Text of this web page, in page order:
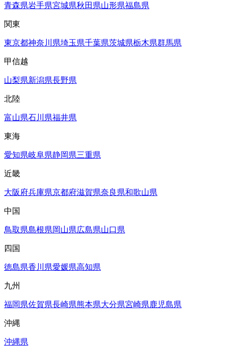
青森県岩手県宮城県秋田県山形県福島県
関東
東京都神奈川県埼玉県千葉県茨城県栃木県群馬県
甲信越
山梨県新潟県長野県
北陸
富山県石川県福井県
東海
愛知県岐阜県静岡県三重県
近畿
大阪府兵庫県京都府滋賀県奈良県和歌山県
中国
鳥取県島根県岡山県広島県山口県
四国
徳島県香川県愛媛県高知県
九州
福岡県佐賀県長崎県熊本県大分県宮崎県鹿児島県
沖縄
沖縄県